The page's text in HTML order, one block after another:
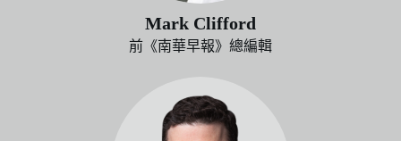
Mark Clifford
前《南華早報》總編輯